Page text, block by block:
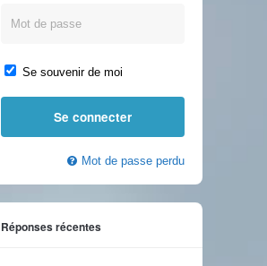
Se souvenir de moi
Mot de passe perdu
Réponses récentes